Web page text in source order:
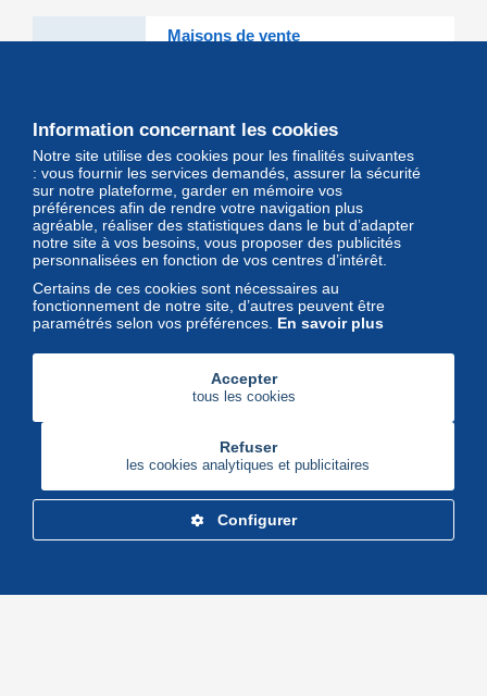
Maisons de vente
Magazine
Un regard unique et décalé sur
l'univers des timbres et leurs
collectionneurs
Delcampe Corporate
Information concernant les cookies
Notre site utilise des cookies pour les finalités suivantes
: vous fournir les services demandés, assurer la sécurité
sur notre plateforme, garder en mémoire vos
préférences afin de rendre votre navigation plus
agréable, réaliser des statistiques dans le but d’adapter
notre site à vos besoins, vous proposer des publicités
personnalisées en fonction de vos centres d’intérêt.
Certains de ces cookies sont nécessaires au
fonctionnement de notre site, d’autres peuvent être
paramétrés selon vos préférences. En savoir plus
Accepter
tous les cookies
Refuser
les cookies analytiques et publicitaires
Configurer